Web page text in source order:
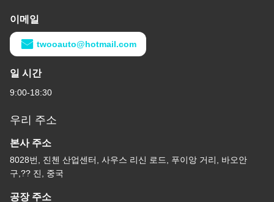
이메일
twooauto@hotmail.com
일 시간
9:00-18:30
우리 주소
본사 주소
8028번, 진첸 산업센터, 사우스 리신 로드, 푸이앙 거리, 바오안
구,?? 진, 중국
공장 주소